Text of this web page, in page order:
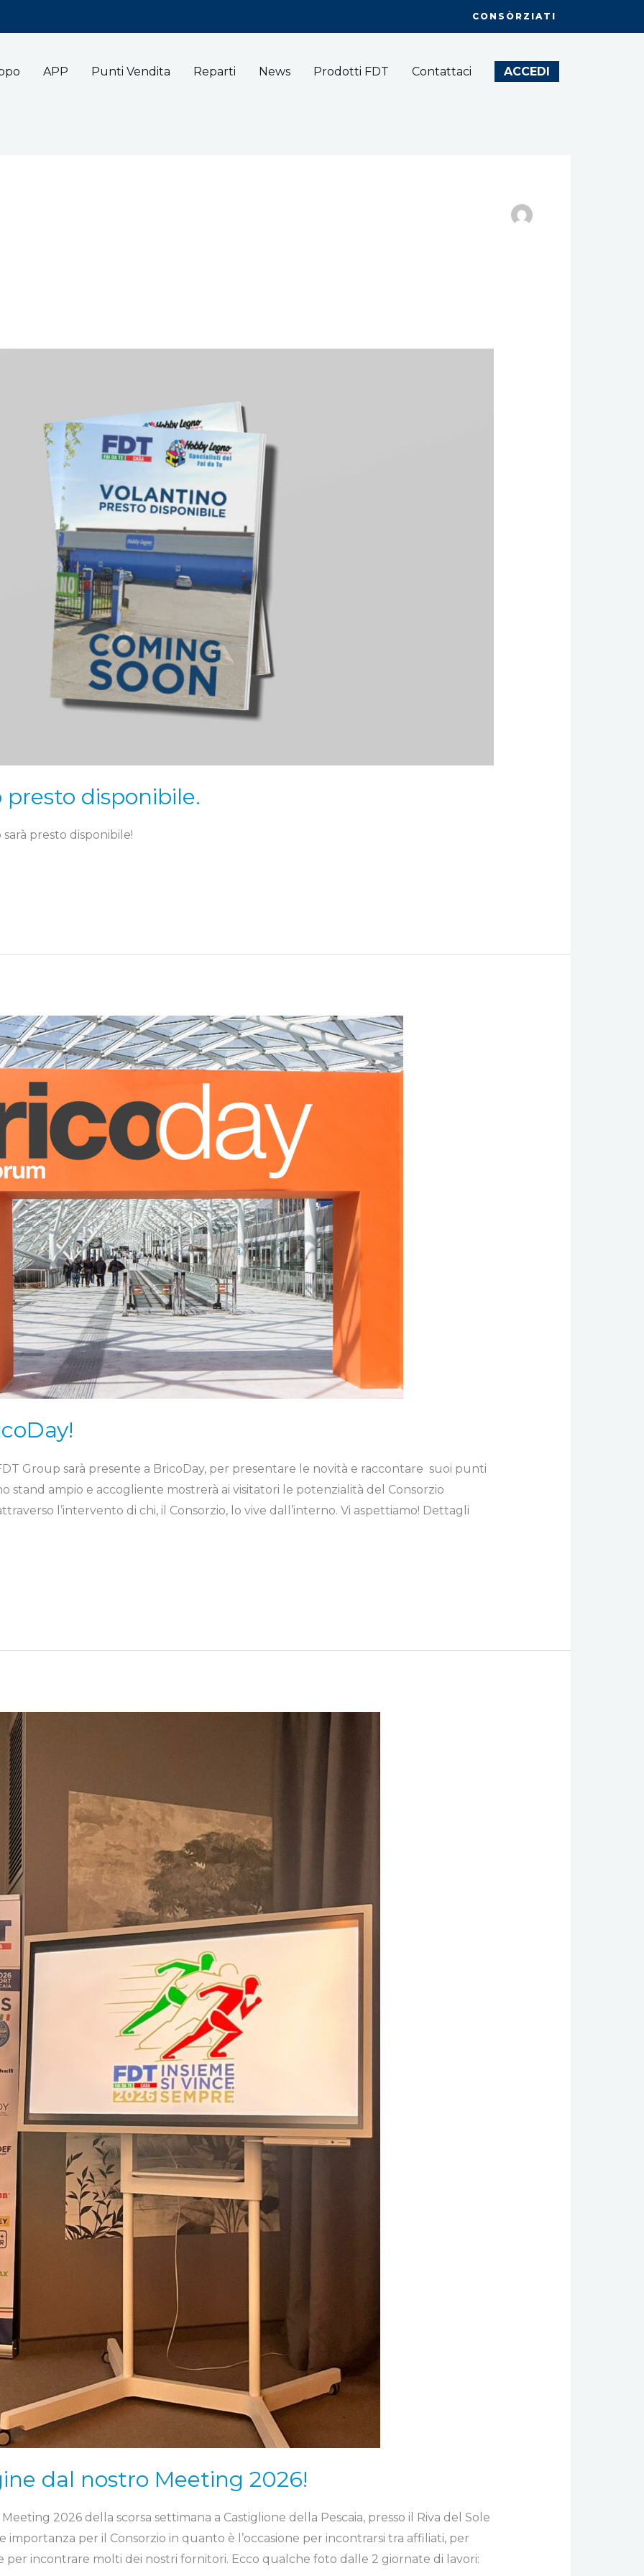
CONSÒRZIATI
APP Punti Vendita Reparti News Prodotti FDT Contattaci ACCEDI
disponibile.
presto disponibile!
Group sarà presente a BricoDay, per presentare le novità e raccontare suoi punti
stand ampio e accogliente mostrerà ai visitatori le potenzialità del Consorzio
l’intervento di chi, il Consorzio, lo vive dall’interno. Vi aspettiamo! Dettagli
dal nostro Meeting 2026!
2026 della scorsa settimana a Castiglione della Pescaia, presso il Riva del Sole
importanza per il Consorzio in quanto è l’occasione per incontrarsi tra affiliati, per
per incontrare molti dei nostri fornitori. Ecco qualche foto dalle 2 giornate di lavori: